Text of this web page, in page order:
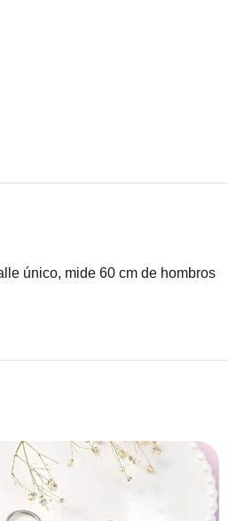
único, mide 60 cm de hombros